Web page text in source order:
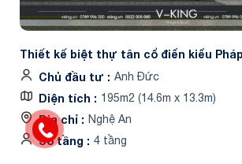
Thiết kế biệt thự tân cổ điển kiểu Pháp
Chủ đầu tư
Anh Đức
Diện tích 195m2 (14.6m x 13.3m)
Địa chỉ Nghệ An
Số tầng 4 tầng